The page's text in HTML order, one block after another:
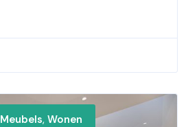
Meubels,Wonen